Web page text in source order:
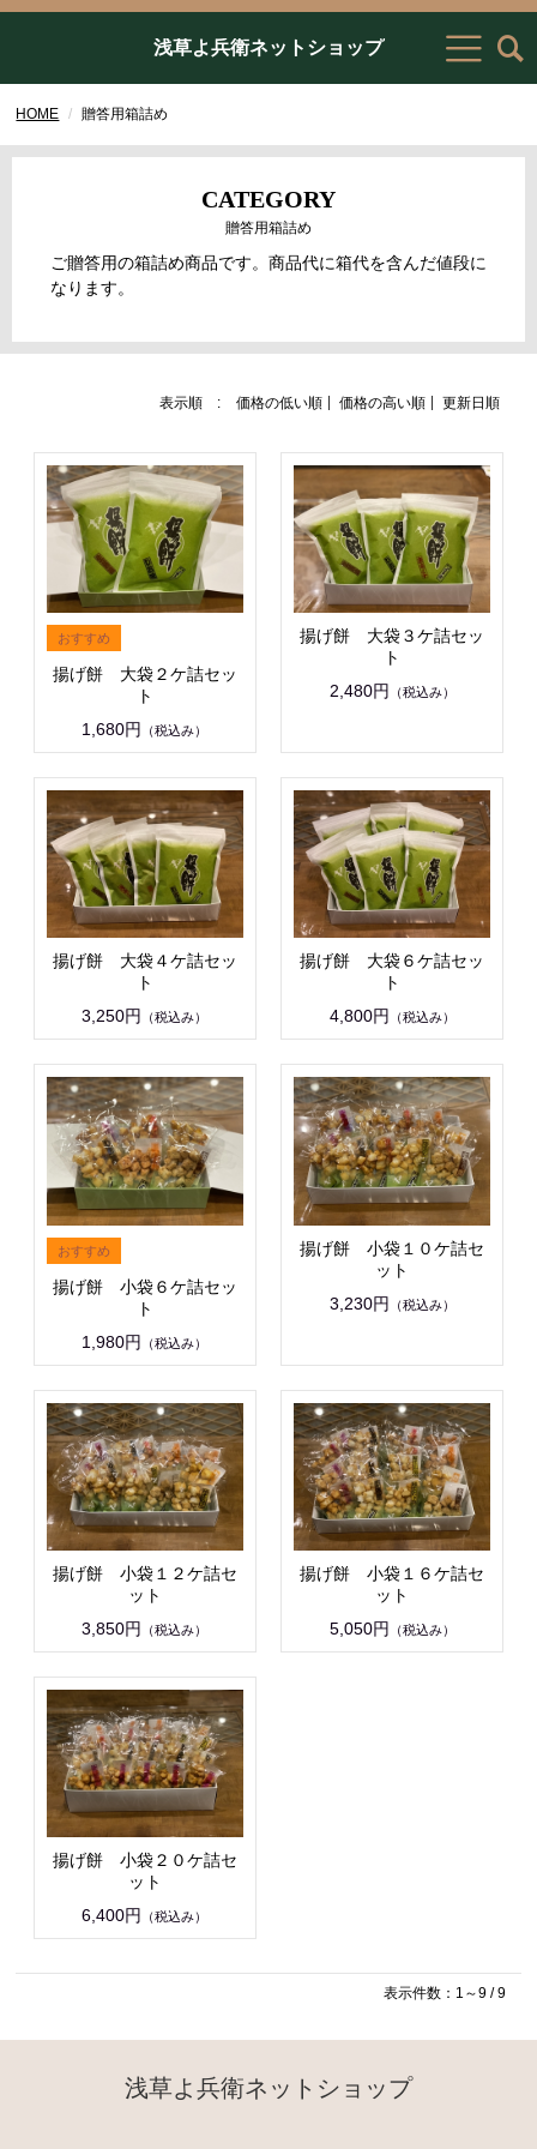
浅草よ兵衛ネットショップ
HOME 贈答用箱詰め
CATEGORY
贈答用箱詰め
ご贈答用の箱詰め商品です。商品代に箱代を含んだ値段に
なります。
表示順 : 価格の低い順 価格の高い順 更新日順
揚げ餅 大袋２ケ詰セッ
ト
1,680円
（税込み）
揚げ餅 大袋３ケ詰セッ
ト
2,480円
（税込み）
揚げ餅 大袋４ケ詰セッ
ト
3,250円
（税込み）
揚げ餅 大袋６ケ詰セッ
ト
4,800円
（税込み）
揚げ餅 小袋６ケ詰セッ
ト
1,980円
（税込み）
揚げ餅 小袋１０ケ詰セ
ット
3,230円
（税込み）
揚げ餅 小袋１２ケ詰セ
ット
3,850円
（税込み）
揚げ餅 小袋１６ケ詰セ
ット
5,050円
（税込み）
揚げ餅 小袋２０ケ詰セ
ット
6,400円
（税込み）
表示件数：1～9 / 9
浅草よ兵衛ネットショップ